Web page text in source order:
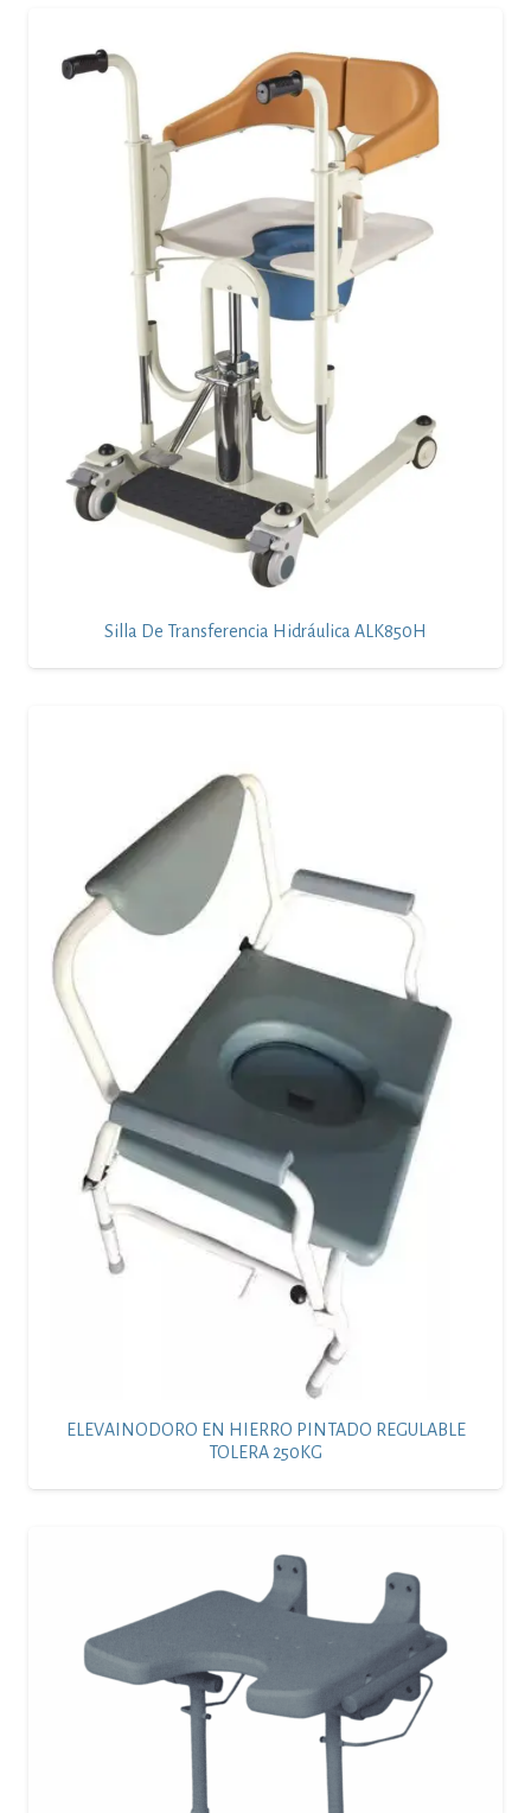
Silla De Transferencia Hidráulica ALK850H
ELEVAINODORO EN HIERRO PINTADO REGULABLE
TOLERA 250KG